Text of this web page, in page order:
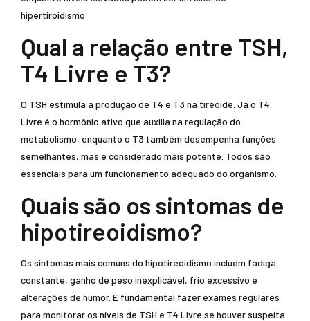
hipertiroidismo.
Qual a relação entre TSH,
T4 Livre e T3?
O TSH estimula a produção de T4 e T3 na tireoide. Já o T4
Livre é o hormônio ativo que auxilia na regulação do
metabolismo, enquanto o T3 também desempenha funções
semelhantes, mas é considerado mais potente. Todos são
essenciais para um funcionamento adequado do organismo.
Quais são os sintomas de
hipotireoidismo?
Os sintomas mais comuns do hipotireoidismo incluem fadiga
constante, ganho de peso inexplicável, frio excessivo e
alterações de humor. É fundamental fazer exames regulares
para monitorar os níveis de TSH e T4 Livre se houver suspeita